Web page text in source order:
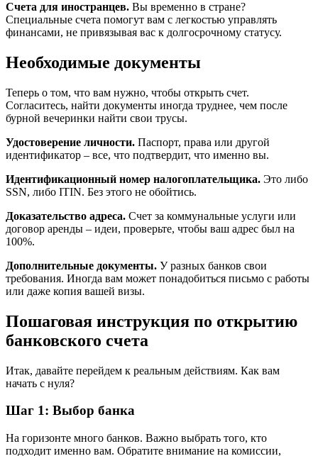
Счета для иностранцев. Вы временно в стране?
Специальные счета помогут вам с легкостью управлять
финансами, не привязывая вас к долгосрочному статусу.
Необходимые документы
Теперь о том, что вам нужно, чтобы открыть счет.
Согласитесь, найти документы иногда труднее, чем после
бурной вечеринки найти свои трусы.
Удостоверение личности. Паспорт, права или другой
идентификатор – все, что подтвердит, что именно вы.
Идентификационный номер налогоплательщика. Это либо
SSN, либо ITIN. Без этого не обойтись.
Доказательство адреса. Счет за коммунальные услуги или
договор аренды – идеи, проверьте, чтобы ваш адрес был на
100%.
Дополнительные документы. У разных банков свои
требования. Иногда вам может понадобиться письмо с работы
или даже копия вашей визы.
Пошаговая инструкция по открытию
банковского счета
Итак, давайте перейдем к реальным действиям. Как вам
начать с нуля?
Шаг 1: Выбор банка
На горизонте много банков. Важно выбрать того, кто
подходит именно вам. Обратите внимание на комиссии,